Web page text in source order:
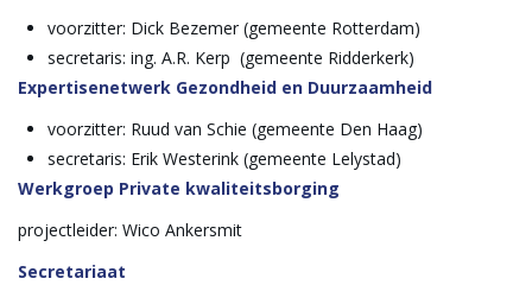
voorzitter: Dick Bezemer (gemeente Rotterdam)
secretaris: ing. A.R. Kerp (gemeente Ridderkerk)
Expertisenetwerk Gezondheid en Duurzaamheid
voorzitter: Ruud van Schie (gemeente Den Haag)
secretaris: Erik Westerink (gemeente Lelystad)
Werkgroep Private kwaliteitsborging
projectleider: Wico Ankersmit
Secretariaat